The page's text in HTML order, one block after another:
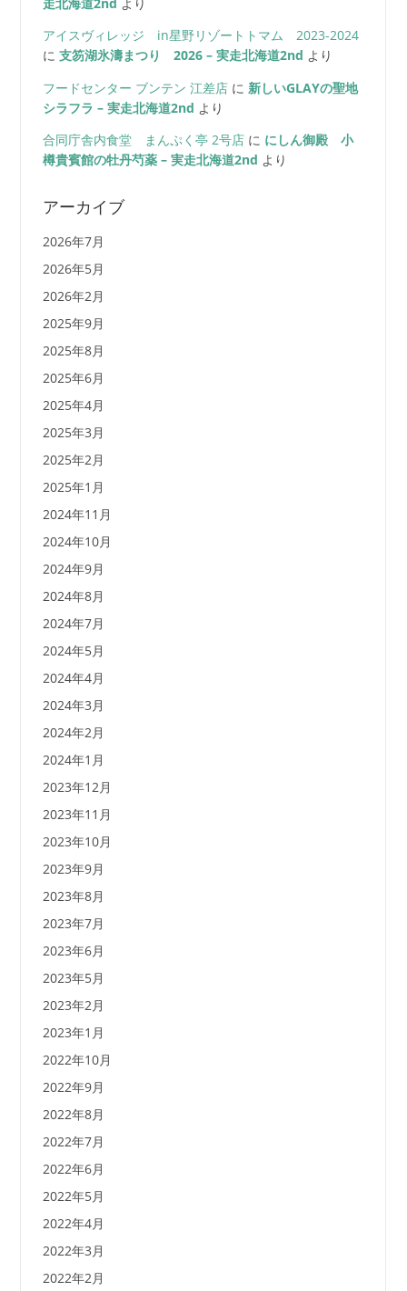
アイスヴィレッジ in星野リゾートトマム 2023-2024
に 支笏湖氷濤まつり 2026 – 実走北海道2nd より
フードセンター ブンテン 江差店に 新しいGLAYの聖地
シラフラ – 実走北海道2nd より
合同庁舎内食堂 まんぷく亭 2号店に にしん御殿 小
樽貴賓館の牡丹芍薬 – 実走北海道2nd より
アーカイブ
2026年7月
2026年5月
2026年2月
2025年9月
2025年8月
2025年6月
2025年4月
2025年3月
2025年2月
2025年1月
2024年11月
2024年10月
2024年9月
2024年8月
2024年7月
2024年5月
2024年4月
2024年3月
2024年2月
2024年1月
2023年12月
2023年11月
2023年10月
2023年9月
2023年8月
2023年7月
2023年6月
2023年5月
2023年2月
2023年1月
2022年10月
2022年9月
2022年8月
2022年7月
2022年6月
2022年5月
2022年4月
2022年3月
2022年2月